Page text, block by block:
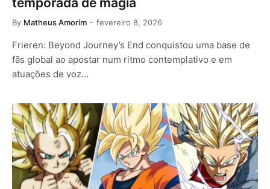
By Matheus Amorim fevereiro 8, 2026
Frieren: Beyond Journey’s End conquistou uma base de
fãs global ao apostar num ritmo contemplativo e em
atuações de voz…